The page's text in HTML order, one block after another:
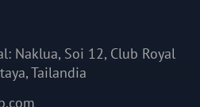
Naklua, Soi 12, Club Royal
Tailandia